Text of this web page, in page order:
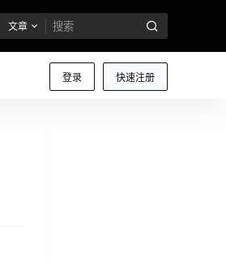
文章
登录 快速注册